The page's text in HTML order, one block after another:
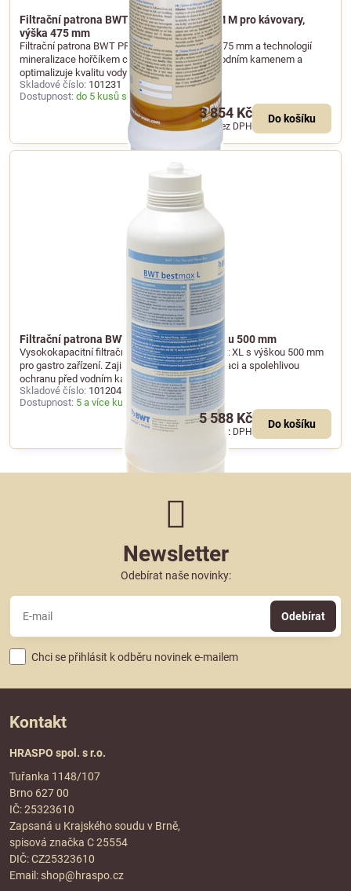
Filtrační patrona BWT bestmax PREMIUM M pro kávovary,
výška 475 mm
Filtrační patrona BWT PREMIUM M s výškou 475 mm a technologií
mineralizace hořčíkem chrání kávovary před vodním kamenem a
optimalizuje kvalitu vody pro extrakci.
Skladové číslo: 101231
Dostupnost: do 5 kusů skladem
3 854 Kč
3 185 Kč bez DPH
Do košíku
Filtrační patrona BWT bestmax XL s výškou 500 mm
Vysokokapacitní filtrační patrona BWT bestmax XL s výškou 500 mm
pro gastro zařízení. Zajišťuje pětistupňovou filtraci a spolehlivou
ochranu před vodním kamenem.
Skladové číslo: 101204
Dostupnost: 5 a více kusů skladem
5 588 Kč
4 618 Kč bez DPH
Do košíku
Newsletter
Odebírat naše novinky:
Odebírat
Chci se přihlásit k odběru novinek e-mailem
Kontakt
HRASPO spol. s r.o.
Tuřanka 1148/107
Brno 627 00
IČ: 25323610
Zapsaná u Krajského soudu v Brně,
spisová značka C 25554
DIČ: CZ25323610
Email: shop@hraspo.cz